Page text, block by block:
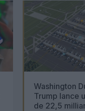
Washington
Trump lance
de 22,5